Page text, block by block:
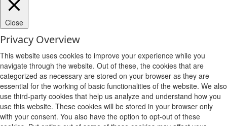
Close
Privacy Overview
This website uses cookies to improve your experience while you
navigate through the website. Out of these, the cookies that are
categorized as necessary are stored on your browser as they are
essential for the working of basic functionalities of the website. We also
use third-party cookies that help us analyze and understand how you
use this website. These cookies will be stored in your browser only
with your consent. You also have the option to opt-out of these